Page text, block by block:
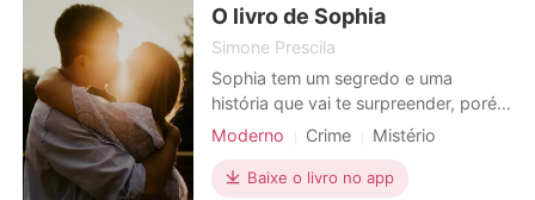
sem a menor vergonha. Um dia,
Bruno ac
O livro de Sophia
Simone Prescila
Sophia tem um segredo e uma
história que vai te surpreender, porém
ela descobrirá que sua vida corre
defender pra sobreviver...
Moderno Crime
Mistério
Vingança
Baixe o livro no app